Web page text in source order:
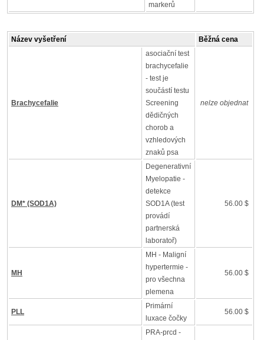
markerů
Název vyšetření Běžná cena
Brachycefalie
asociační test
brachycefalie
- test je
součástí testu
Screening
dědičných
chorob a
vzhledových
znaků psa
nelze objednat
DM* (SOD1A)
Degenerativní
Myelopatie -
detekce
SOD1A (test
provádí
partnerská
laboratoř)
56.00 $
MH
MH - Maligní
hypertermie -
pro všechna
plemena
56.00 $
PLL
Primární
luxace čočky
56.00 $
PRA-prcd -